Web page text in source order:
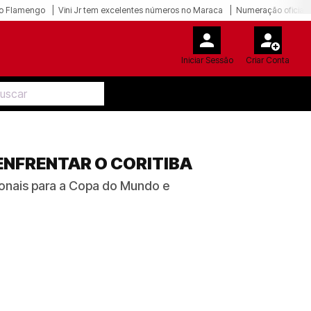
Flamengo Vini Jr tem excelentes números no Maraca Numeração oficial
Iniciar Sessão Criar Conta
O CORITIBA
para a Copa do Mundo e